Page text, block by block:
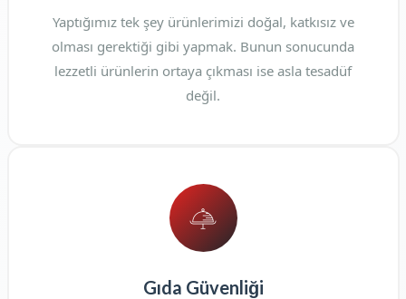
Yaptığımız tek şey ürünlerimizi doğal, katkısız ve
olması gerektiği gibi yapmak. Bunun sonucunda
lezzetli ürünlerin ortaya çıkması ise asla tesadüf
değil.
Gıda Güvenliği